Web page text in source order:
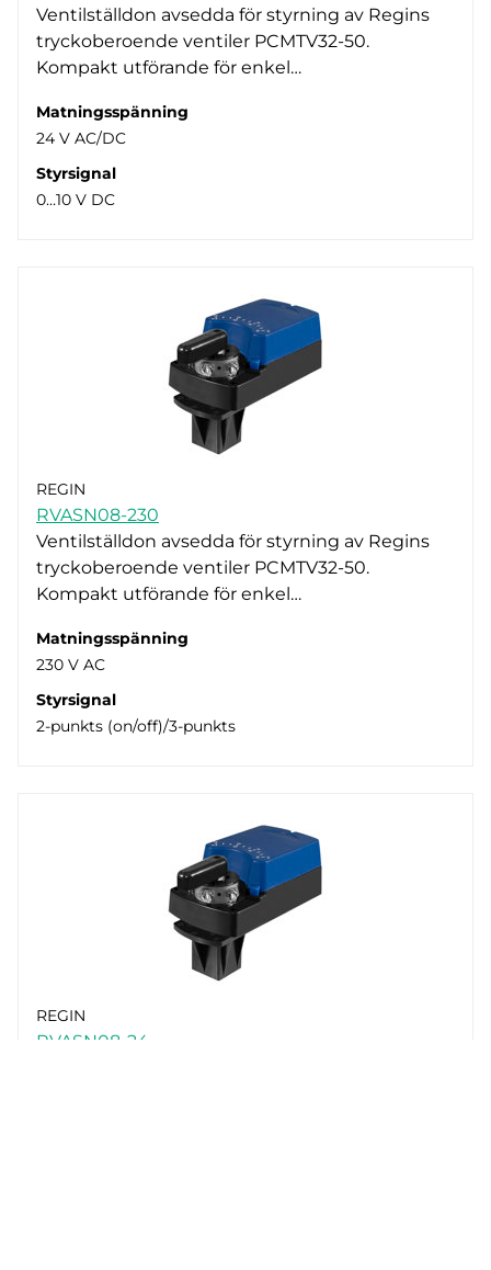
Ventilställdon avsedda för styrning av Regins
tryckoberoende ventiler PCMTV32-50.
Kompakt utförande för enkel…
Matningsspänning
24 V AC/DC
Styrsignal
0…10 V DC
REGIN
RVASN08-230
Ventilställdon avsedda för styrning av Regins
tryckoberoende ventiler PCMTV32-50.
Kompakt utförande för enkel…
Matningsspänning
230 V AC
Styrsignal
2-punkts (on/off)/3-punkts
REGIN
RVASN08-24